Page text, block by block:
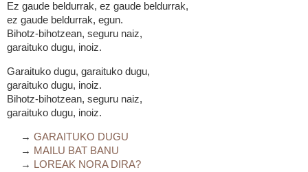
Ez gaude beldurrak, ez gaude beldurrak,
ez gaude beldurrak, egun.
Bihotz-bihotzean, seguru naiz,
garaituko dugu, inoiz.
Garaituko dugu, garaituko dugu,
garaituko dugu, inoiz.
Bihotz-bihotzean, seguru naiz,
garaituko dugu, inoiz.
→ GARAITUKO DUGU
→ MAILU BAT BANU
→
LOREAK NORA DIRA?